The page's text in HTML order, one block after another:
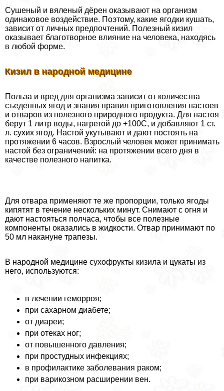
Сушеный и вяленый дёрен оказывают на организм
одинаковое воздействие. Поэтому, какие ягодки кушать,
зависит от личных предпочтений. Полезный кизил
оказывает благотворное влияние на человека, находясь
в любой форме.
Кизил в народной медицине
Польза и вред для организма зависит от количества
съеденных ягод и знания правил приготовления настоев
и отваров из полезного природного продукта. Для настоя
берут 1 литр воды, нагретой до +100С, и добавляют 1 ст.
л. сухих ягод. Настой укутывают и дают постоять на
протяжении 6 часов. Взрослый человек может принимать
настой без ограничений: на протяжении всего дня в
качестве полезного напитка.
Для отвара применяют те же пропорции, только ягоды
кипятят в течение нескольких минут. Снимают с огня и
дают настояться полчаса, чтобы все полезные
компоненты оказались в жидкости. Отвар принимают по
50 мл накануне трапезы.
В народной медицине сухофрукты кизила и цукаты из
него, используются:
в лечении геморроя;
при сахарном диабете;
от диареи;
при отеках ног;
от повышенного давления;
при простудных инфекциях;
в профилактике заболевания paком;
при варикозном расширении вен.